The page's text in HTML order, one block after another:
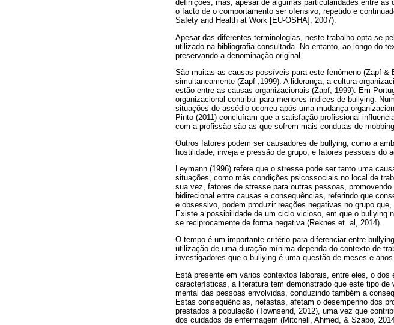
definições, mas, apesar de algumas particularidades entre
o facto de o comportamento ser ofensivo, repetido e
Safety and Health at Work [EU-OSHA], 2007).
Apesar das diferentes terminologias, neste trabalho opta-se
utilizado na bibliografia consultada. No entanto, ao longo do
preservando a denominação original.
São muitas as causas possíveis para este fenómeno (Zapf &
simultaneamente (Zapf ,1999). A liderança, a cultura
estão entre as causas organizacionais (Zapf, 1999). Em
organizacional contribui para menores índices de bullying.
situações de assédio ocorreu após uma mudança
Pinto (2011) concluíram que a satisfação profissional
com a profissão são as que sofrem mais condutas de mobbing.
Outros fatores podem ser causadores de bullying, como a
hostilidade, inveja e pressão de grupo, e fatores pessoais do
Leymann (1996) refere que o stresse pode ser tanto uma
situações, como más condições psicossociais no local de
sua vez, fatores de stresse para outras pessoas,
bidirecional entre causas e consequências, referindo que
e obsessivo, podem produzir reações negativas no grupo
Existe a possibilidade de um ciclo vicioso, em que o bullying
se reciprocamente de forma negativa (Reknes et. al, 2014).
O tempo é um importante critério para diferenciar entre
utilização de uma duração mínima dependa do contexto de
investigadores que o bullying é uma questão de meses e
Está presente em vários contextos laborais, entre eles, o
características, a literatura tem demonstrado que este tipo
mental das pessoas envolvidas, conduzindo também a
Estas consequências, nefastas, afetam o desempenho dos
prestados à população (Townsend, 2012), uma vez que
dos cuidados de enfermagem (Mitchell, Ahmed, & Szabo,